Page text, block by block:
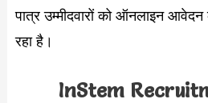
पात्र उम्मीदवारों को ऑनलाइन
रहा है।
InStem